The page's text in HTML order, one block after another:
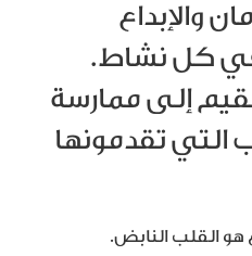
والإبداع
في كل نشاط.
إلى ممارسة
التي تقدمونها
هو القلب النابض.